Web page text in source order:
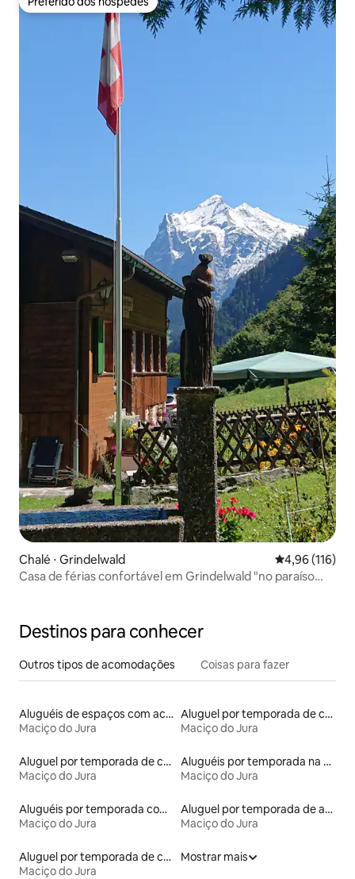
Preferido dos hóspedes
Chalé ⋅ Grindelwald 4,96 de uma
4,96 (116)
Casa de férias confortável em Grindelwald "no paraíso
Destinos para conhecer
Outros tipos de acomodações Coisas para fazer
Aluguéis de espaços com acesso direto a pistas de esqui
Maciço do Jura
Aluguel por temporada de casas na terra
Maciço do Jura
Aluguel por temporada de casebres
Maciço do Jura
Aluguéis por temporada na orla
Maciço do Jura
Aluguéis por temporada com cama de altura acessível
Maciço do Jura
Aluguel por temporada de apart-hotéis
Maciço do Jura
Aluguel por temporada de casas-barco
Maciço do Jura
Mostrar mais